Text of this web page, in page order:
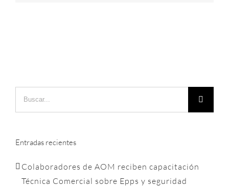
Entradas recientes
Colaboradores de AOM reciben capacitación
Técnica Comercial sobre Epps y seguridad